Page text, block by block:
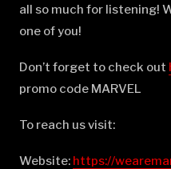
all so much for listening!
one of you!
Don’t forget to check out
promo code MARVEL
To reach us visit:
Website: ⁠⁠⁠⁠⁠⁠⁠⁠⁠⁠⁠⁠⁠⁠⁠⁠⁠⁠⁠⁠⁠⁠⁠⁠⁠⁠⁠⁠⁠⁠⁠⁠⁠⁠⁠⁠⁠⁠⁠⁠⁠⁠⁠⁠⁠⁠⁠⁠⁠https://